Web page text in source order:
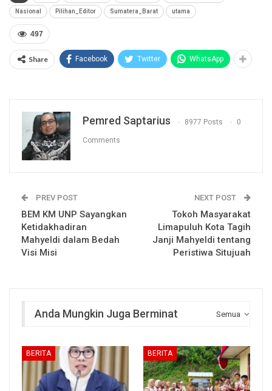
Nasional Pilihan_Editor Sumatera_Barat utama
497
Share Facebook Twitter WhatsApp
Pemred Saptarius 8977 Posts 0
Comments
PREV POST
BEM KM UNP Sayangkan
Ketidakhadiran
Mahyeldi dalam Bedah
Visi Misi
NEXT POST
Tokoh Masyarakat
Limapuluh Kota Tagih
Janji Mahyeldi tentang
Peristiwa Situjuah
Semua
Anda Mungkin Juga Berminat
BERITA BERITA